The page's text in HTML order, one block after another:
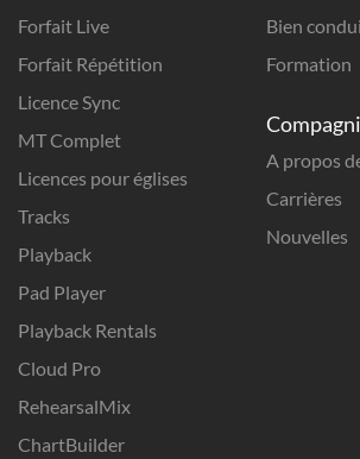
Forfait Live
Forfait Répétition
Licence Sync
MT Complet
Licences pour églises
Tracks
Playback
Pad Player
Playback Rentals
Cloud Pro
RehearsalMix
ChartBuilder
Bien
Formation
A propos
Carrières
Nouvelles